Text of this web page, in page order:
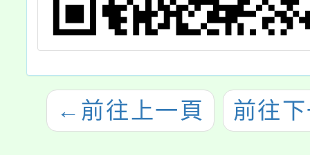
← 前往上一頁 前往